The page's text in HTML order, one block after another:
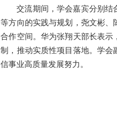
交流期间，学会嘉宾分别结
等方向的实践与规划，尧文彬
合作空间。华为张翔天部长表
制，推动实质性项目落地。学会
信事业高质量发展努力。